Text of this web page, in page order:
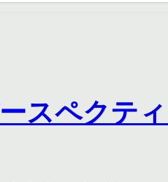
スペクテ